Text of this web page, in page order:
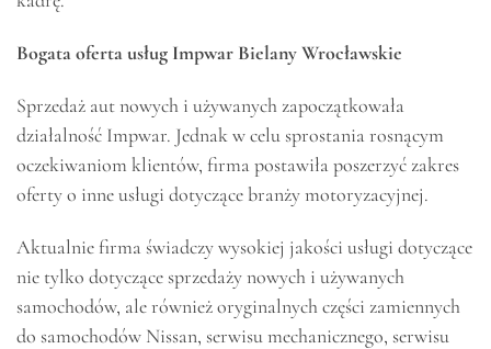
Bogata oferta usług Impwar Bielany Wrocławskie
Sprzedaż aut nowych i używanych zapoczątkowała
działalność Impwar. Jednak w celu sprostania rosnącym
oczekiwaniom klientów, firma postawiła poszerzyć zakres
oferty o inne usługi dotyczące branży motoryzacyjnej.
Aktualnie firma świadczy wysokiej jakości usługi dotyczące
nie tylko dotyczące sprzedaży nowych i używanych
samochodów, ale również oryginalnych części zamiennych
do samochodów Nissan, serwisu mechanicznego, serwisu